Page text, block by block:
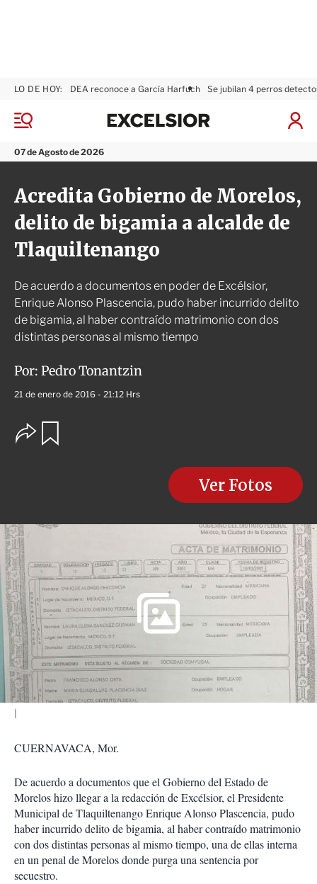
M
n
ú
07 de Agosto de 2026
LO DE HOY: DEA reconoce a García Harfuch Se jubilan 4 perros
I
r
x
l
i
o
r
Acredita Gobierno de Morelos,
delito de bigamia a alcalde de
Tlaquiltenango
De acuerdo a documentos en poder de Excélsior,
Enrique Alonso Plascencia, pudo haber incurrido delito
de bigamia, al haber contraído matrimonio con dos
distintas personas al mismo tiempo
Por: Pedro Tonantzin
21 de enero de 2016 - 21:12 Hrs
O
p
s
c
o
m
p
a
r
t
i
r
Ver Fotos
CUERNAVACA, Mor.
De acuerdo a documentos que el Gobierno del Estado de
Morelos hizo llegar a la redacción de Excélsior, el Presidente
Municipal de Tlaquiltenango Enrique Alonso Plascencia, pudo
haber incurrido delito de bigamia, al haber contraído matrimonio
con dos distintas personas al mismo tiempo, una de ellas interna
en un penal de Morelos donde purga una sentencia por
secuestro.